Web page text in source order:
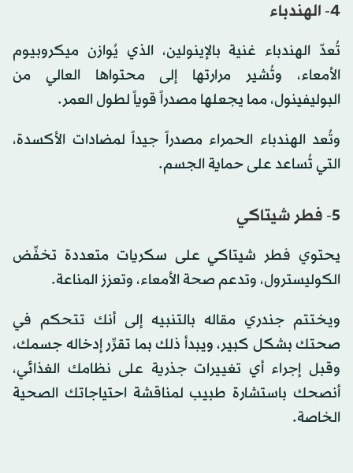
4- الهندباء
تُعدّ الهندباء غنية بالإينولين، الذي يُوازن ميكروبيوم
الأمعاء، وتُشير مرارتها إلى محتواها العالي من
البوليفينول، مما يجعلها مصدراً قوياً لطول العمر.
وتُعد الهندباء الحمراء مصدراً جيداً لمضادات الأكسدة،
التي تُساعد على حماية الجسم.
5- فطر شيتاكي
يحتوي فطر شيتاكي على سكريات متعددة تخفِّض
الكوليسترول، وتدعم صحة الأمعاء، وتعزز المناعة.
ويختتم جندري مقاله بالتنبيه إلى أنك تتحكم في
صحتك بشكل كبير، ويبدأ ذلك بما تقرِّر إدخاله جسمك،
وقبل إجراء أي تغييرات جذرية على نظامك الغذائي،
أنصحك باستشارة طبيب لمناقشة احتياجاتك الصحية
الخاصة.